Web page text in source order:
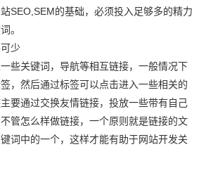
SEO,SEM的基础，必须投入足够多的精力
。
少
些关键词，导航等相互链接，一般情况下
，然后通过标签可以点击进入一些相关的
要通过交换友情链接，投放一些带有自己
管怎么样做链接，一个原则就是链接的文
词中的一个，这样才能有助于网站开发关